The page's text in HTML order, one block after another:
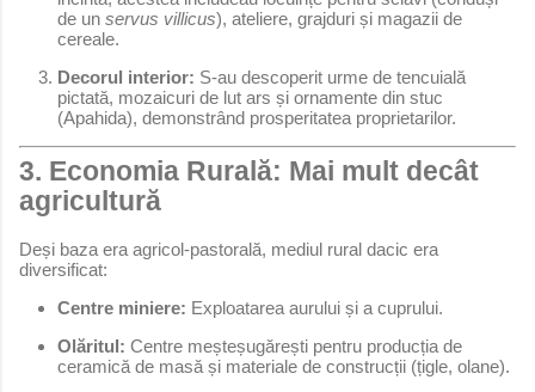
de un servus villicus), ateliere, grajduri și magazii de
cereale.
Decorul interior: S-au descoperit urme de tencuială
pictată, mozaicuri de lut ars și ornamente din stuc
(Apahida), demonstrând prosperitatea proprietarilor.
3. Economia Rurală: Mai mult decât
agricultură
Deși baza era agricol-pastorală, mediul rural dacic era
diversificat:
Centre miniere: Exploatarea aurului și a cuprului.
Olăritul: Centre meșteșugărești pentru producția de
ceramică de masă și materiale de construcții (țigle, olane).